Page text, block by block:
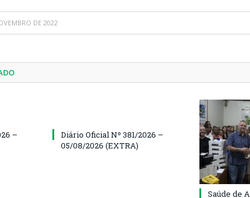
DE 2022
–
Diário Oficial Nº 381/2026 –
05/08/2026 (EXTRA)
Saúde de